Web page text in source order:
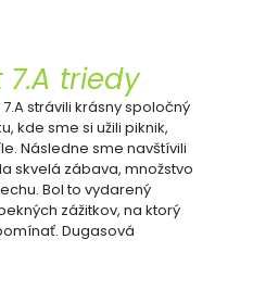
7.A triedy
strávili krásny spoločný
kde sme si užili piknik,
Následne sme navštívili
skvelá zábava, množstvo
Bol to vydarený
zážitkov, na ktorý
Dugasová